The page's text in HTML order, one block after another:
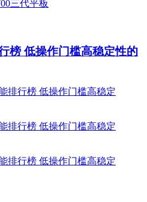
榜 低操作门槛高稳定性的